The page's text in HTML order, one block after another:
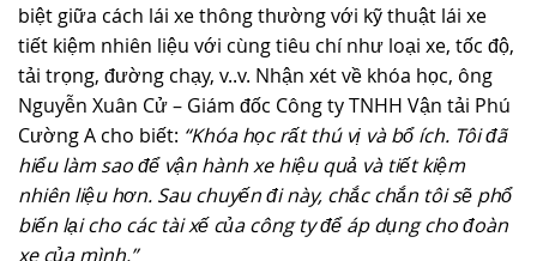
biệt giữa cách lái xe thông thường với kỹ thuật lái xe
tiết kiệm nhiên liệu với cùng tiêu chí như loại xe, tốc độ,
tải trọng, đường chạy, v..v. Nhận xét về khóa học, ông
Nguyễn Xuân Cử – Giám đốc Công ty TNHH Vận tải Phú
Cường A cho biết: “Khóa học rất thú vị và bổ ích. Tôi đã
hiểu làm sao để vận hành xe hiệu quả và tiết kiệm
nhiên liệu hơn. Sau chuyến đi này, chắc chắn tôi sẽ phổ
biến lại cho các tài xế của công ty để áp dụng cho đoàn
xe của mình.”